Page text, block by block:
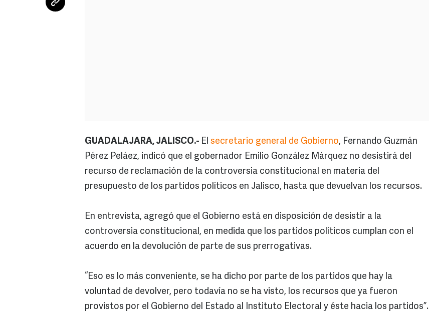
GUADALAJARA, JALISCO.- El secretario general de Gobierno, Fernando Guzmán
Pérez Peláez, indicó que el gobernador Emilio González Márquez no desistirá del
recurso de reclamación de la controversia constitucional en materia del
presupuesto de los partidos políticos en Jalisco, hasta que devuelvan los recursos.
En entrevista, agregó que el Gobierno está en disposición de desistir a la
controversia constitucional, en medida que los partidos políticos cumplan con el
acuerdo en la devolución de parte de sus prerrogativas.
“Eso es lo más conveniente, se ha dicho por parte de los partidos que hay la
voluntad de devolver, pero todavía no se ha visto, los recursos que ya fueron
provistos por el Gobierno del Estado al Instituto Electoral y éste hacia los partidos”.